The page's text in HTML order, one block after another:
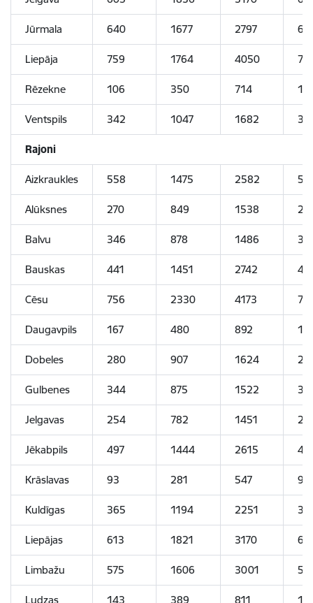
Jūrmala 640 1677 2797
Liepāja 759 1764 4050
Rēzekne 106 350 714
Ventspils 342 1047 1682
Rajoni
Aizkraukles 558 1475 2582
Alūksnes 270 849 1538
Balvu 346 878 1486
Bauskas 441 1451 2742
Cēsu 756 2330 4173
Daugavpils 167 480 892
Dobeles 280 907 1624
Gulbenes 344 875 1522
Jelgavas 254 782 1451
Jēkabpils 497 1444 2615
Krāslavas 93 281 547 94
Kuldīgas 365 1194 2251
Liepājas 613 1821 3170
Limbažu 575 1606 3001
Ludzas 143 389 811